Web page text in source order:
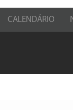
CALENDÁRIO